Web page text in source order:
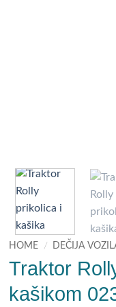
HOME / DEČIJA
Traktor
kašikom